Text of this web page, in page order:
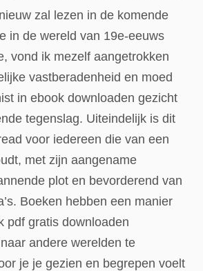
zal lezen in de komende
in de wereld van 19e-eeuws
vond ik mezelf aangetrokken
vastberadenheid en moed
in ebook downloaden gezicht
tegenslag. Uiteindelijk is dit
voor iedereen die van een
met zijn aangename
plot en bevorderend van
Boeken hebben een manier
pdf gratis downloaden
andere werelden te
je je gezien en begrepen voelt